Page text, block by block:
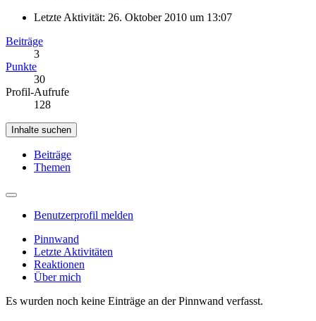
Letzte Aktivität: 26. Oktober 2010 um 13:07
Beiträge
3
Punkte
30
Profil-Aufrufe
128
Inhalte suchen
Beiträge
Themen
Benutzerprofil melden
Pinnwand
Letzte Aktivitäten
Reaktionen
Über mich
Es wurden noch keine Einträge an der Pinnwand verfasst.